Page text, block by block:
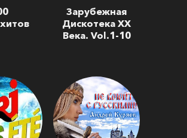
Зарубежная
Дискотека ХХ
Века. Vol.1-10